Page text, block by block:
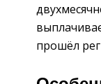
прошёл